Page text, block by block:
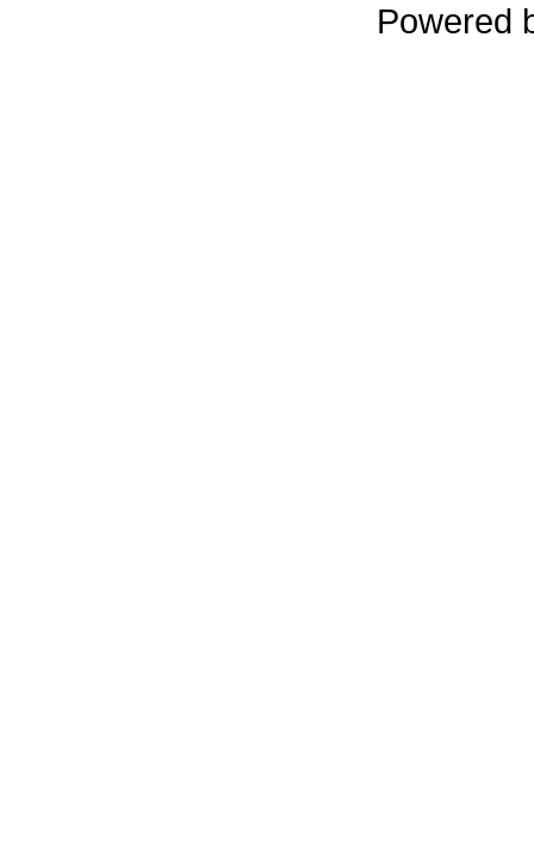
Powered